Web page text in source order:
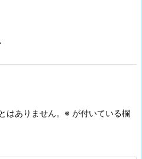
はありません。 ※ が付いている欄